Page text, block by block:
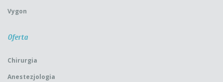
Vygon
Oferta
Chirurgia
Anestezjologia